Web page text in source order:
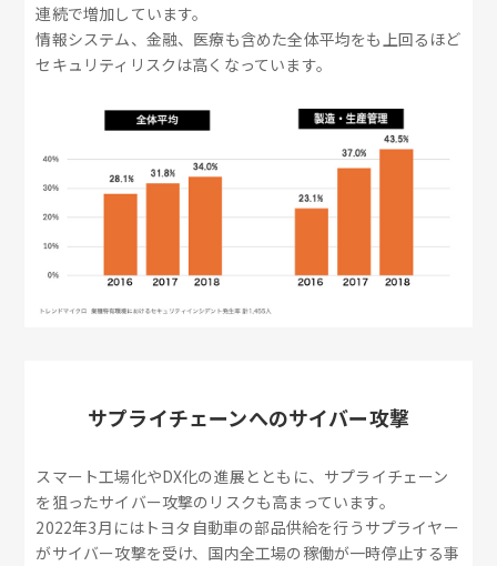
連続で増加しています。
情報システム、金融、医療も含めた全体平均をも上回るほど
セキュリティリスクは高くなっています。
サプライチェーンへのサイバー攻撃
スマート工場化やDX化の進展とともに、サプライチェーン
を狙ったサイバー攻撃のリスクも高まっています。
2022年3月にはトヨタ自動車の部品供給を行うサプライヤー
がサイバー攻撃を受け、国内全工場の稼働が一時停止する事